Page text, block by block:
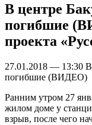
В центре
погибшие
проекта
27.01.2018 — 13:30 В
погибшие (ВИДЕО)
Ранним утром 27
жилом доме у
взрыв, после чего